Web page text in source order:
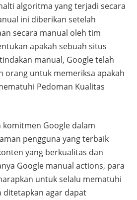
algoritma yang terjadi secara
ini diberikan setelah
secara manual oleh tim
apakah sebuah situs
manual, Google telah
orang untuk memeriksa apakah
Pedoman Kualitas
Google dalam
pengguna yang terbaik
yang berkualitas dan
Google manual actions, para
untuk selalu mematuhi
ditetapkan agar dapat